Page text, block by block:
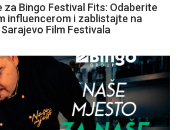
za Bingo Festival Fits: Odaberite
influencerom i zablistajte na
Film Festivala